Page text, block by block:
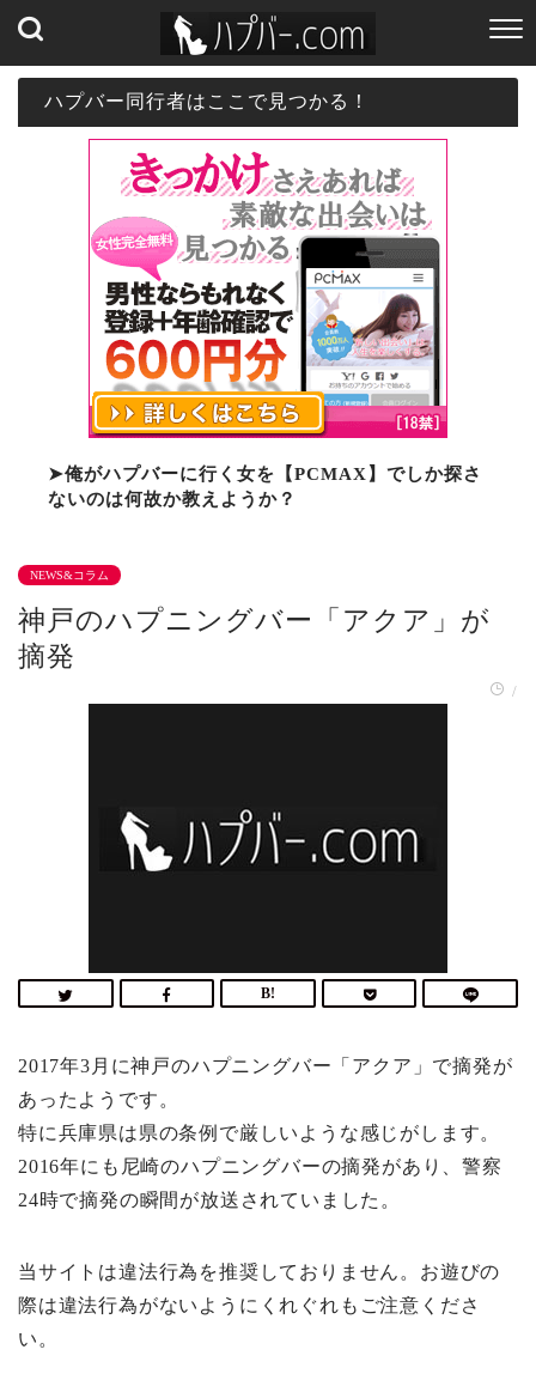
ハプバー同行者はここで見つかる！
➤俺がハプバーに行く女を【PCMAX】でしか探さ
ないのは何故か教えようか？
NEWS&コラム
神戸のハプニングバー「アクア」が
摘発
/
2017年3月に神戸のハプニングバー「アクア」で摘発が
あったようです。
特に兵庫県は県の条例で厳しいような感じがします。
2016年にも尼崎のハプニングバーの摘発があり、警察
24時で摘発の瞬間が放送されていました。
当サイトは違法行為を推奨しておりません。お遊びの
際は違法行為がないようにくれぐれもご注意くださ
い。